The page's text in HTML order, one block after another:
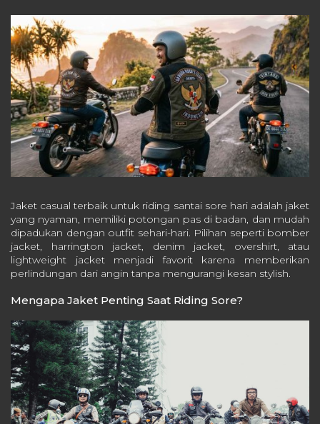
Jaket casual terbaik untuk riding santai sore hari adalah jaket
yang nyaman, memiliki potongan pas di badan, dan mudah
dipadukan dengan outfit sehari-hari. Pilihan seperti bomber
jacket, harrington jacket, denim jacket, overshirt, atau
lightweight jacket menjadi favorit karena memberikan
perlindungan dari angin tanpa mengurangi kesan stylish.
Mengapa Jaket Penting Saat Riding Sore?